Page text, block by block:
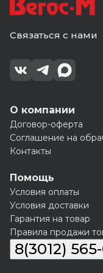
Связаться с нами
О компании
Договор-оферта
Соглашение на
Контакты
Помощь
Условия оплаты
Условия доставки
Гарантия на товар
Правила продажи
8(3012)